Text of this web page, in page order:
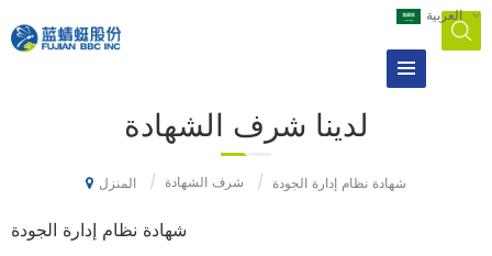
العربية
لدينا شرف الشهادة
المنزل / شرف الشهادة / شهادة نظام إدارة الجودة
شهادة نظام إدارة الجودة